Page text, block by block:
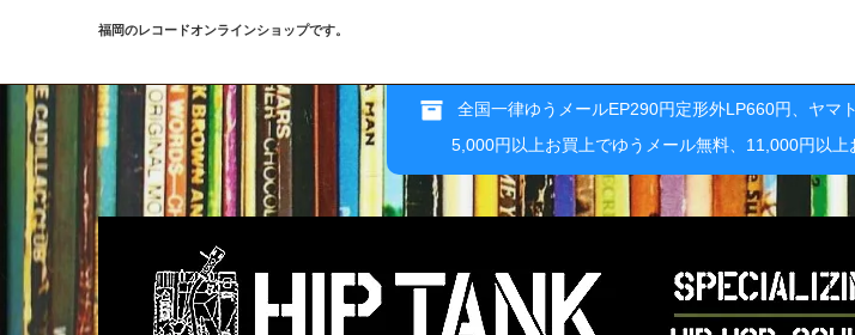
福岡のレコードオンラインショップです。
全国一律ゆうメールEP290円定形外LP660円、ヤマ
5,000円以上お買上でゆうメール無料、11,000円以